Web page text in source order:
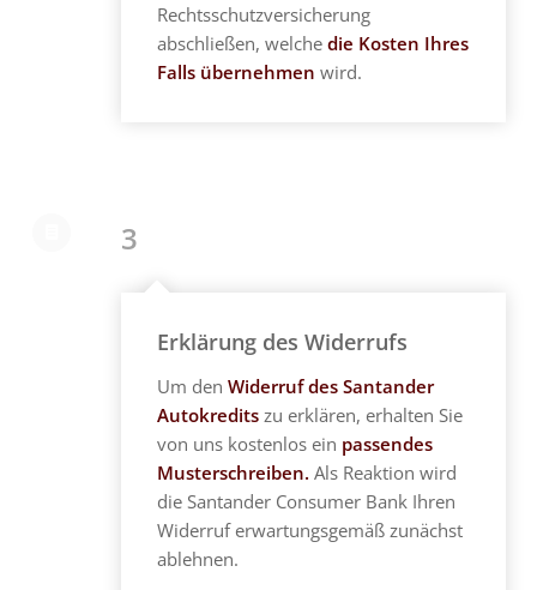
Rechtsschutzversicherung
abschließen, welchedie Kosten Ihres
Falls übernehmen wird.
3
Erklärung des Widerrufs
Um denWiderruf des Santander
Autokreditszu erklären, erhalten Sie
von uns kostenlos ein passendes
Musterschreiben. Als Reaktion wird
die Santander Consumer Bank Ihren
Widerruf erwartungsgemäß zunächst
ablehnen.